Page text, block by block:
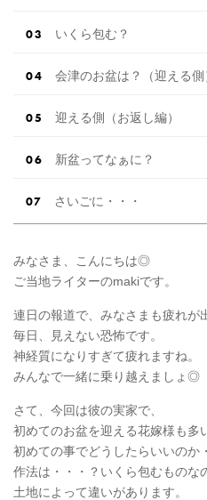
いくら包む？
会津のお盆は？（迎える側
迎える側（お返し編）
新盆ってなぁに？
さいごに・・・
みなさま、こんにちは◎
ご当地ライターのmakiです。
連日の報道で、みなさまも疲れが
毎日、見えない恐怖です。
神経質になりすぎて疲れますね。
みんなで一緒に乗り越えましょ◎
さて、今回は彼の実家で、
初めてのお盆を迎える花嫁様も多
初めての事でどうしたらいいのか
作法は・・・？いくら包むものな
土地によって違いがあります。